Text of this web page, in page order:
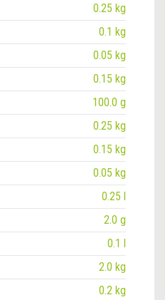
0.25 kg
0.1 kg
0.05 kg
0.15 kg
100.0 g
0.25 kg
0.15 kg
0.05 kg
0.25 l
2.0 g
0.1 l
2.0 kg
0.2 kg